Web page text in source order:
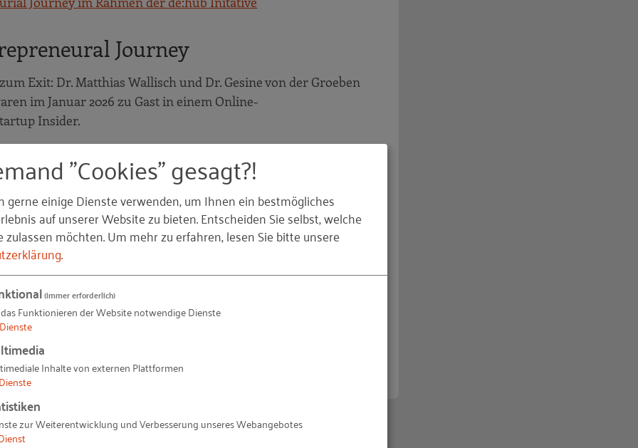
Journey
Exit: Dr. Matthias Wallisch und Dr. Gesine von der Groeben
im Januar 2026 zu Gast in einem Online-
Insider.
zum StEP-Tool
Tool wissen, uns für einen Vortrag einladen oder planen
Dann sprechen Sie uns gerne an!
rechts-und-betonwand.jpg)
"Cookies" gesagt?!
gerne einige Dienste verwenden, um Ihnen ein bestmögliches
auf unserer Website zu bieten. Entscheiden Sie selbst, welche
zulassen möchten.Um mehr zu erfahren, lesen Sie bitte unsere
.
(immer erforderlich)
Funktionieren der Website notwendige Dienste
Dienste
Inhalte von externen Plattformen
Dienste
zur Weiterentwicklung und Verbesserung unseres Webangebotes